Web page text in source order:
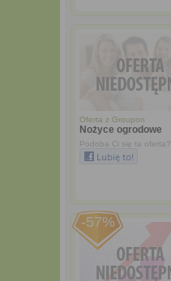
Oferta z Groupon
Nożyce ogrodowe
Podoba Ci się ta oferta?
-57%